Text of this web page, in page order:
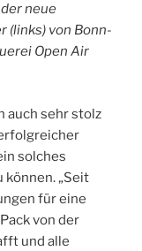
neue
(links) von Bonn-
Open Air
auch sehr stolz
solches
„Seit
für eine
von der
und alle